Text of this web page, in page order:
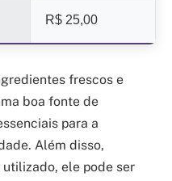
R$ 25,00
frescos e
boa fonte de
para a
Além disso,
ele pode ser